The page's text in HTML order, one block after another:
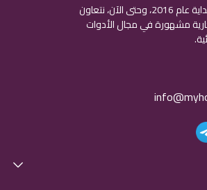
تأسست myhome في البداية عام 2016، وحتى الآن، نتعاون
علامة تجارية مشهورة في مجال الأدوات